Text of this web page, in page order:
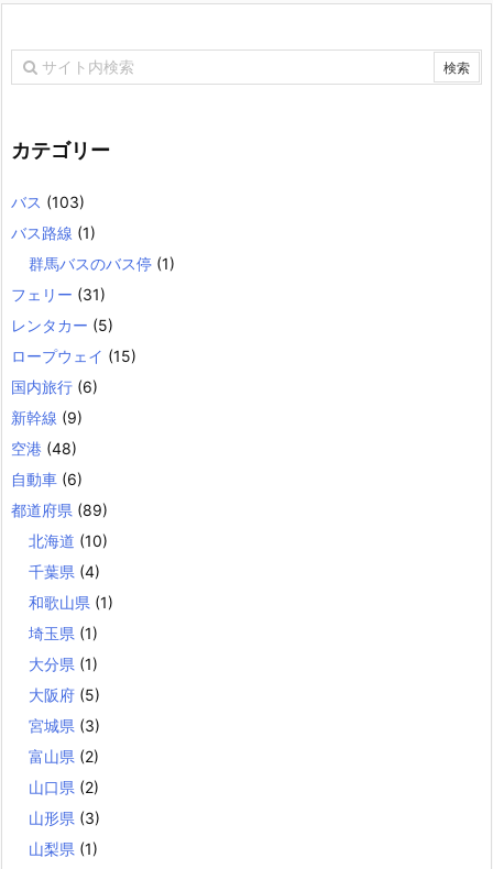
カテゴリー
バス (103)
バス路線 (1)
群馬バスのバス停 (1)
フェリー (31)
レンタカー (5)
ロープウェイ (15)
国内旅行 (6)
新幹線 (9)
空港 (48)
自動車 (6)
都道府県 (89)
北海道 (10)
千葉県 (4)
和歌山県 (1)
埼玉県 (1)
大分県 (1)
大阪府 (5)
宮城県 (3)
富山県 (2)
山口県 (2)
山形県 (3)
山梨県 (1)